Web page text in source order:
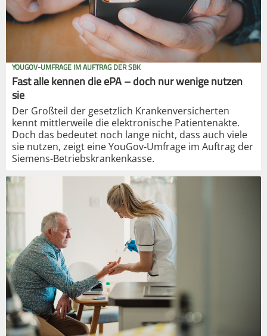
YOUGOV-UMFRAGE IM AUFTRAG DER SBK
Fast alle kennen die ePA – doch nur wenige nutzen
sie
Der Großteil der gesetzlich Krankenversicherten
kennt mittlerweile die elektronische Patientenakte.
Doch das bedeutet noch lange nicht, dass auch viele
sie nutzen, zeigt eine YouGov-Umfrage im Auftrag der
Siemens-Betriebskrankenkasse.